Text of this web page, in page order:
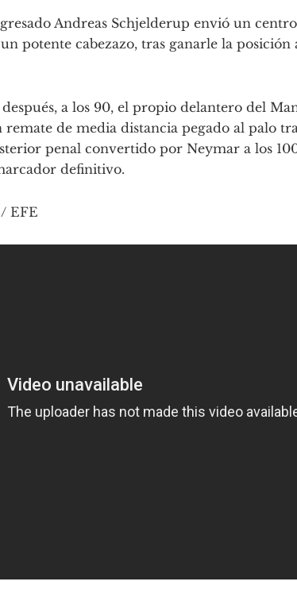
Andreas Schjelderup envió un
potente cabezazo, tras ganarle la posición
a los 90, el propio delantero del
de media distancia pegado al palo
penal convertido por Neymar a los
definitivo.
EFE